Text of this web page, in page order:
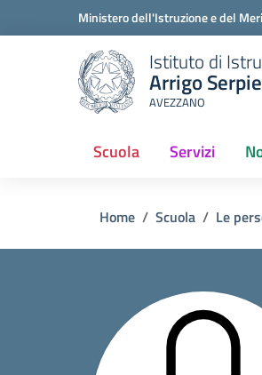
Ministero dell'Istruzione e del
Istituto di
Arrigo
AVEZZANO
Scuola Servizi
Home Scuola Le